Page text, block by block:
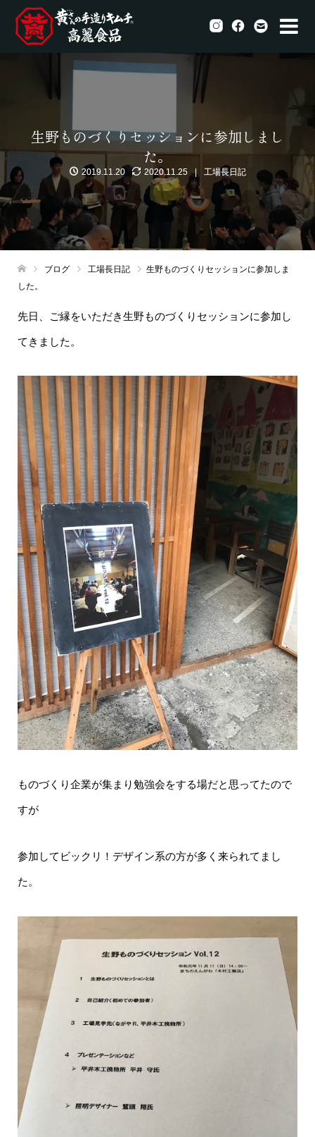
生野ものづくりセッションに参加しまし
た。
2019.11.20 2020.11.25 工場長日記
ブログ 工場長日記
生野ものづくりセッションに参加しま
した。
先日、ご縁をいただき生野ものづくりセッションに参加し
てきました。
ものづくり企業が集まり勉強会をする場だと思ってたので
すが
参加してビックリ！デザイン系の方が多く来られてまし
た。